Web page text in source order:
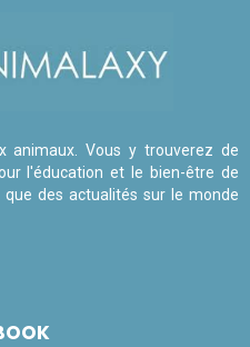
animaux. Vous y trouverez de
l'éducation et le bien-être de
des actualités sur le monde